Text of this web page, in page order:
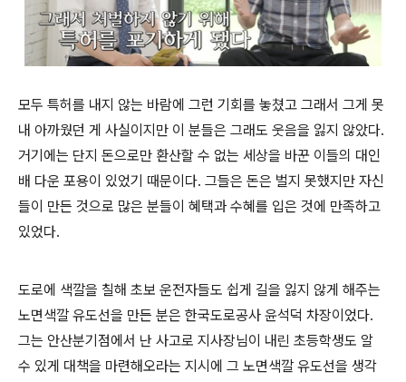
모두 특허를 내지 않는 바람에 그런 기회를 놓쳤고 그래서 그게 못
내 아까웠던 게 사실이지만 이 분들은 그래도 웃음을 잃지 않았다.
거기에는 단지 돈으로만 환산할 수 없는 세상을 바꾼 이들의 대인
배 다운 포용이 있었기 때문이다. 그들은 돈은 벌지 못했지만 자신
들이 만든 것으로 많은 분들이 혜택과 수혜를 입은 것에 만족하고
있었다.
도로에 색깔을 칠해 초보 운전자들도 쉽게 길을 잃지 않게 해주는
노면색깔 유도선을 만든 분은 한국도로공사 윤석덕 차장이었다.
그는 안산분기점에서 난 사고로 지사장님이 내린 초등학생도 알
수 있게 대책을 마련해오라는 지시에 그 노면색깔 유도선을 생각